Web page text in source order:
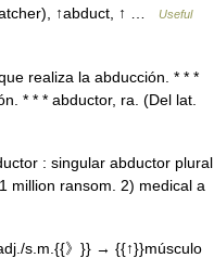
↑abduct, ↑ …
Useful
realiza la abducción. * * *
* * * abductor, ra. (Del lat.
: singular abductor plural
million ransom. 2) medical a
s.m.{{》}} → {{↑}}músculo